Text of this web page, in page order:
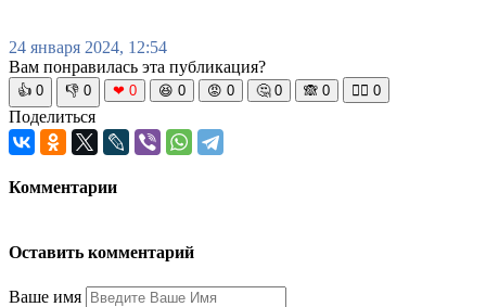
24 января 2024, 12:54
Вам понравилась эта публикация?
👍 0 👎 0 ❤ 0 😆 0 😡 0 🤔 0 🙈 0 🧘‍♀️ 0
Поделиться
Комментарии
Оставить комментарий
Ваше имя